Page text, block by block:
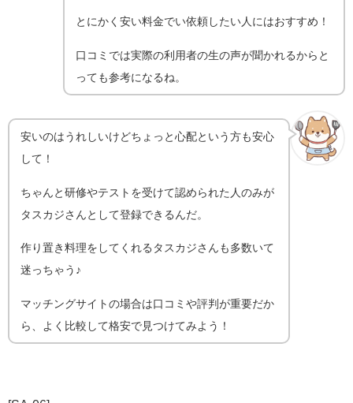
とにかく安い料金でい依頼したい人にはおすすめ！
口コミでは実際の利用者の生の声が聞かれるからと
っても参考になるね。
安いのはうれしいけどちょっと心配という方も安心
して！
ちゃんと研修やテストを受けて認められた人のみが
タスカジさんとして登録できるんだ。
作り置き料理をしてくれるタスカジさんも多数いて
迷っちゃう♪
マッチングサイトの場合は口コミや評判が重要だか
ら、よく比較して格安で見つけてみよう！